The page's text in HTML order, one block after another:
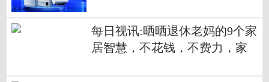
每日视讯:晒晒退休老妈的9个家
居智慧，不花钱，不费力，家